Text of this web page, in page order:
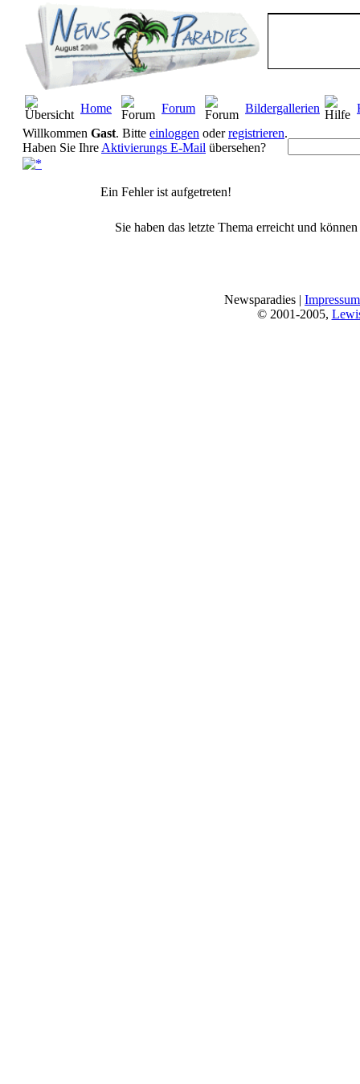
Home Forum Bildergallerien
Willkommen Gast. Bitte einloggen oderregistrieren.
Haben Sie Ihre Aktivierungs E-Mail übersehen?
Ein Fehler ist aufgetreten!
Sie haben das letzte Thema erreicht und
Newsparadies | Impressum
© 2001-2005,